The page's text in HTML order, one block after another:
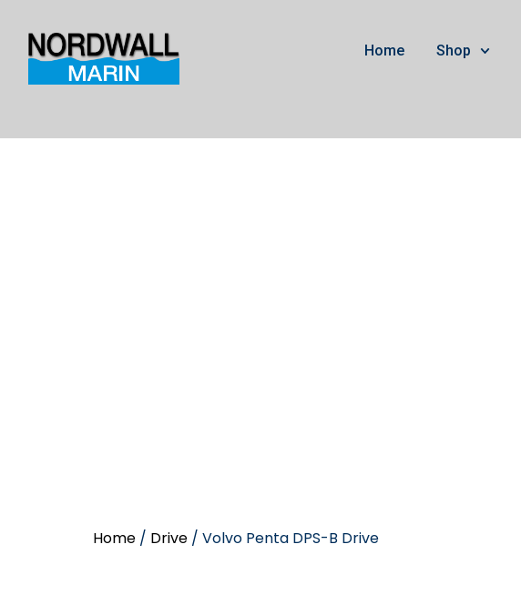
Home Shop
Home / Drive / Volvo Penta DPS-B Drive